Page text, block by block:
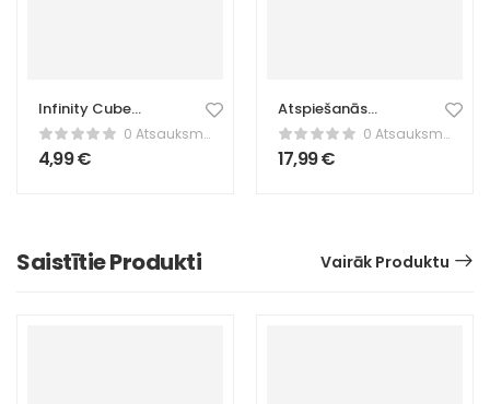
Infinity Cube
Fidget rotaļlieta –
Sarkana galda
rotaļlieta stresa
0 Atsauksmes
4,99€
Atspiešanās
rokturi – fitnesa
stieņi
0 Atsauksmes
17,99€
Saistītie Produkti Vairāk Produktu